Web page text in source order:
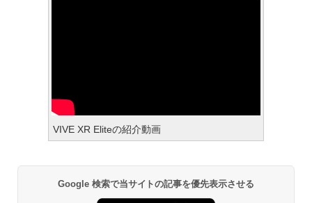
VIVE XR Eliteの紹介動画
Google 検索で当サイトの記事を優先表示させる